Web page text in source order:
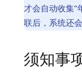
才会自动收集“
联后，系统还
须知事